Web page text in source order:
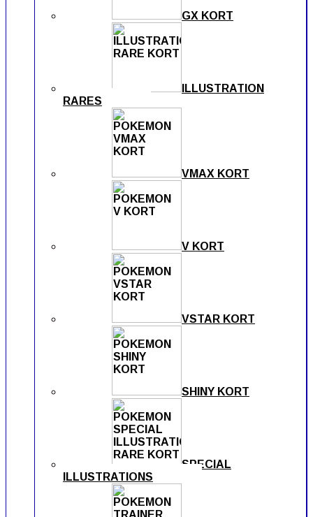
GX KORT
ILLUSTRATION
RARES
VMAX KORT
V KORT
VSTAR KORT
SHINY KORT
SPECIAL
ILLUSTRATIONS